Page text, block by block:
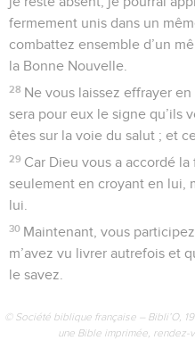
fermement unis dans un
combattez ensemble d’un
la Bonne Nouvelle.
28 Ne vous laissez effrayer
sera pour eux le signe qu’ils
êtes sur la voie du salut ; et
29 Car Dieu vous a accordé
seulement en croyant en lui,
lui.
30 Maintenant, vous
m’avez vu livrer autrefois et
le savez.
© Société biblique française – Bibli’O,
une Bible imprimée,